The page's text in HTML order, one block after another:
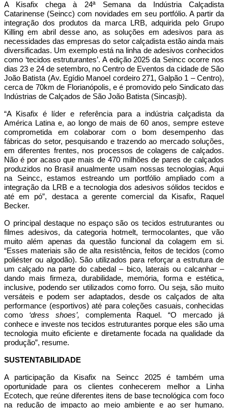
A Kisafix chega à 24ª Semana da Indústria Calçadista
Catarinense (Seincc) com novidades em seu portfólio. A partir da
integração dos produtos da marca LRB, adquirida pelo Grupo
Killing em abril desse ano, as soluções em adesivos para as
necessidades das empresas do setor calçadista estão ainda mais
diversificadas. Um exemplo está na linha de adesivos conhecidos
como ‘tecidos estruturantes’. A edição 2025 da Seincc ocorre nos
dias 23 e 24 de setembro, no Centro de Eventos da cidade de São
João Batista (Av. Egídio Manoel cordeiro 271, Galpão 1 – Centro),
cerca de 70km de Florianópolis, e é promovido pelo Sindicato das
Indústrias de Calçados de São João Batista (Sincasjb).
“A Kisafix é líder e referência para a indústria calçadista da
América Latina e, ao longo de mais de 60 anos, sempre esteve
comprometida em colaborar com o bom desempenho das
fábricas do setor, pesquisando e trazendo ao mercado soluções,
em diferentes frentes, nos processos de colagens de calçados.
Não é por acaso que mais de 470 milhões de pares de calçados
produzidos no Brasil anualmente usam nossas tecnologias. Aqui
na Seincc, estamos estreando um portfólio ampliado com a
integração da LRB e a tecnologia dos adesivos sólidos tecidos e
até em pó”, destaca a gerente comercial da Kisafix, Raquel
Becker.
O principal destaque no espaço são os tecidos estruturantes ou
filmes adesivos, da categoria hotmelt, termocolantes, que vão
muito além apenas da questão funcional da colagem em si.
“Esses materiais são de alta resistência, feitos de tecidos (como
poliéster ou algodão). São utilizados para reforçar a estrutura de
um calçado na parte do cabedal – bico, laterais ou calcanhar –
dando mais firmeza, durabilidade, memória, forma e estética,
inclusive, podendo ser utilizados como forro. Ou seja, são muito
versáteis e podem ser adaptados, desde os calçados de alta
performance (esportivos) até para coleções casuais, conhecidas
como ‘dress shoes’, complementa Raquel. “O mercado já
conhece e investe nos tecidos estruturantes porque eles são uma
tecnologia muito eficiente e diretamente focada na qualidade da
produção”, resume.
SUSTENTABILIDADE
A participação da Kisafix na Seincc 2025 é também uma
oportunidade para os clientes conhecerem melhor a
Linha
Ecotech, que reúne diferentes itens de base tecnológica com foco
na redução de impacto ao meio ambiente e ao ser humano.